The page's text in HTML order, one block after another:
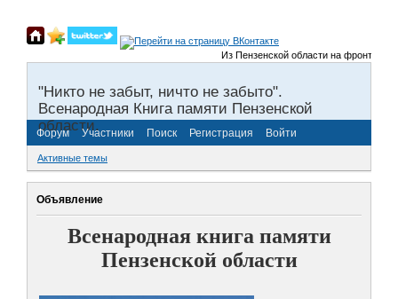
Из Пензенской области на фронты
"Никто не забыт, ничто не забыто".
Всенародная Книга памяти Пензенской
области.
Форум Участники Поиск Регистрация Войти
Активные темы
Объявление
Всенародная книга памяти
Пензенской области